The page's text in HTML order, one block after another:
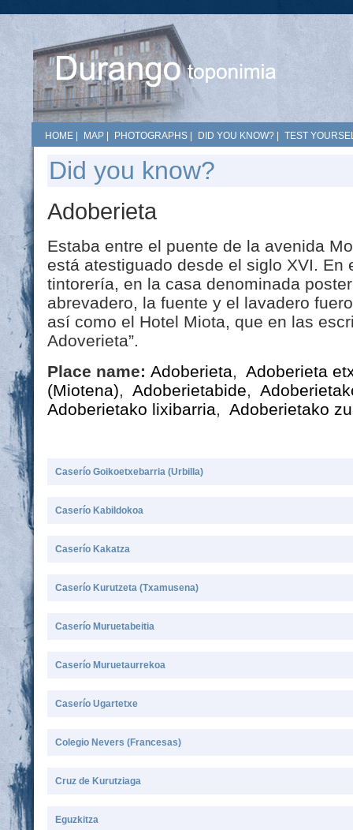
HOME MAP PHOTOGRAPHS DID YOU KNOW? TEST
Did you know?
Adoberieta
Estaba entre el puente de la avenida
está atestiguado desde el siglo XVI. En
tintorería, en la casa denominada
abrevadero, la fuente y el lavadero
así como el Hotel Miota, que en las
Adoverieta”.
Place name: Adoberieta, Adoberieta
(Miotena), Adoberietabide,
Adoberietako lixibarria, Adoberietako
Caserío Goikoetxebarria (Urbilla)
Caserío Kabildokoa
Caserío Kakatza
Caserío Kurutzeta (Txamusena)
Caserío Muruetabeitia
Caserío Muruetaurrekoa
Caserío Ugartetxe
Colegio Nevers (Francesas)
Cruz de Kurutziaga
Eguzkitza